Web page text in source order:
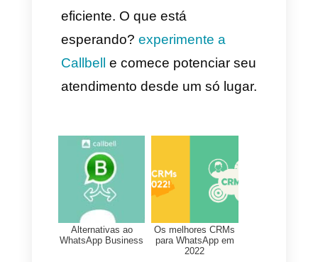
de usar, só faz falta que você
faça seu registro com seu e-
mail, conta do Google ou
Facebook e confirme sua
poderá ir ao seu perfil pessoal
para eleger um país e um
serviço do qual você queira
receber mensagem para